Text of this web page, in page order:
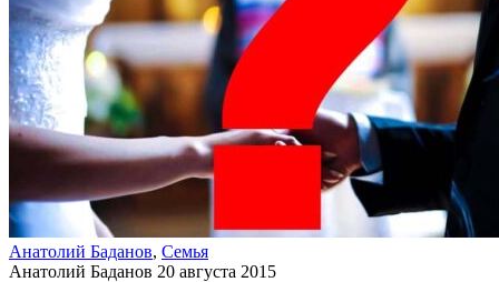
Анатолий Баданов, Семья
Анатолий Баданов 20 августа 2015